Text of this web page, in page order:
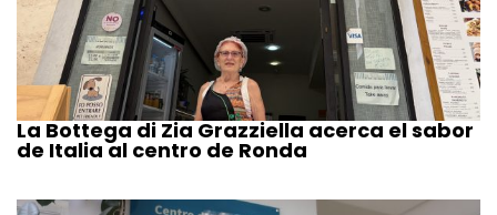
La Bottega di Zia Grazziella acerca el sabor
de Italia al centro de Ronda